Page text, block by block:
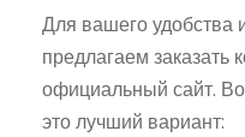
Для вашего удобства
предлагаем заказать
официальный сайт.
это лучший вариант: